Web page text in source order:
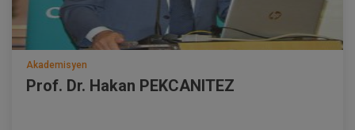
Akademisyen
Prof. Dr. Hakan PEKCANITEZ